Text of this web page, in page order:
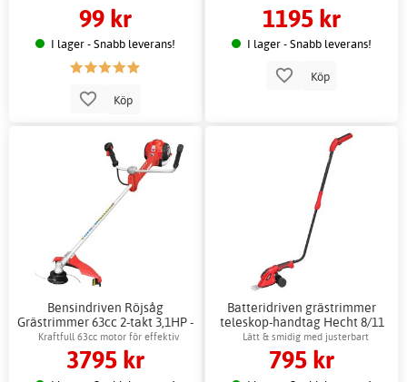
99 kr
I lager - Snabb leverans!
Köp
1195 kr
I lager - Snabb leverans!
Köp
Bensindriven Röjsåg
Grästrimmer 63cc 2-takt 3,1HP -
Hecht
Kraftfull 63cc motor för effektiv
trimning
3795 kr
Batteridriven grästrimmer
teleskop-handtag Hecht 8/11
cm Li-ion
Lätt & smidig med justerbart
teleskophandtag
795 kr